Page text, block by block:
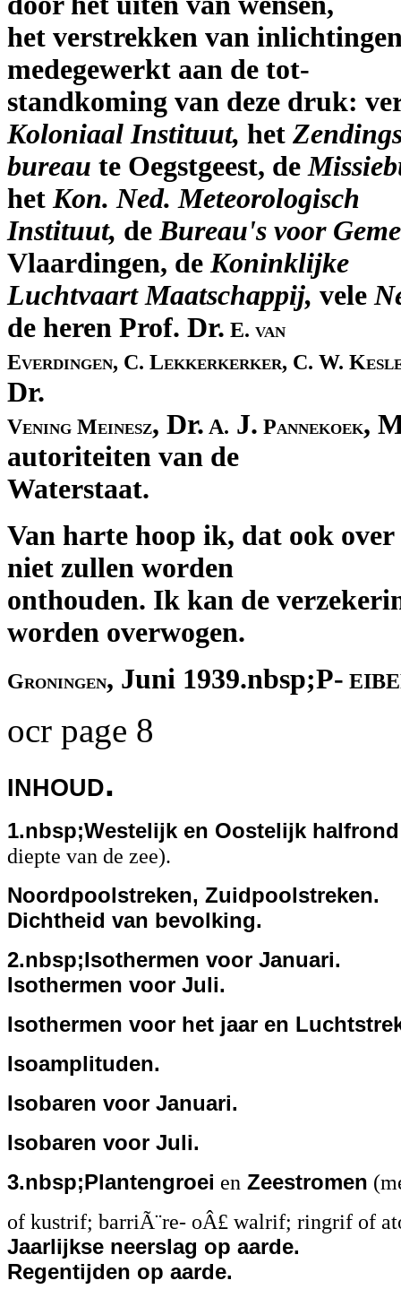
het verstrekken van
medegewerkt aan de tot-
standkoming van deze druk:
Koloniaal Instituut, het
bureau te Oegstgeest, de
het Kon. Ned. Meteorologisch
Instituut, de Bureau's voor
Vlaardingen, de Koninklijke
Luchtvaart Maatschappij, vele
de heren Prof. Dr. E. van
Everdingen, C. Lekkerkerker, C. W.
Dr.
Vening Meinesz, Dr. A. J. Pannekoek,
autoriteiten van de
Waterstaat.
Van harte hoop ik, dat ook
niet zullen worden
onthouden. Ik kan de
worden overwogen.
Groningen, Juni 1939.nbsp;P-
ocr page 8
inhoud.
1.nbsp;Westelijk en Oostelijk halfrond
diepte van de zee).
Noordpoolstreken, Zuidpoolstreken.
Dichtheid van bevolking.
2.nbsp;Isothermen voor Januari.
Isothermen voor Juli.
Isothermen voor het jaar en
Isoamplituden.
Isobaren voor Januari.
Isobaren voor Juli.
3.nbsp;Plantengroei en Zeestromen
of kustrif; barriÃ¨re- oÂ£ walrif; ringrif of
Jaarlijkse neerslag op aarde.
Regentijden op aarde.